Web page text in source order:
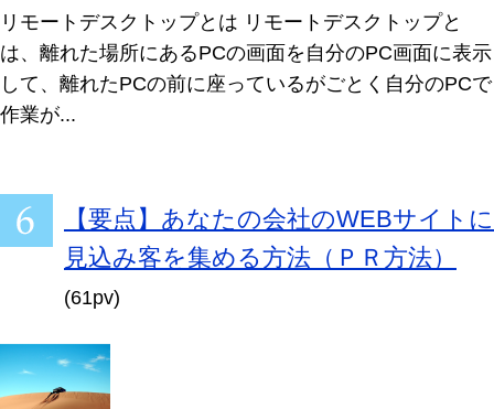
リモートデスクトップとは リモートデスクトップと
は、離れた場所にあるPCの画面を自分のPC画面に表示
して、離れたPCの前に座っているがごとく自分のPCで
作業が...
【要点】あなたの会社のWEBサイトに
見込み客を集める方法（ＰＲ方法）
(61pv)